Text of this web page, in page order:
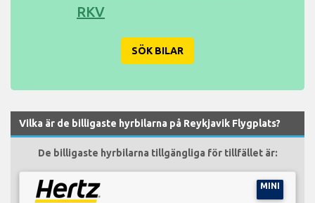
RKV
SÖK BILAR
Vilka är de billigaste hyrbilarna på Reykjavik Flygplats?
De billigaste hyrbilarna tillgängliga för tillfället är:
MINI